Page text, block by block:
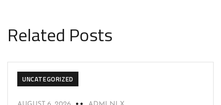
Related Posts
UNCATEGORIZED